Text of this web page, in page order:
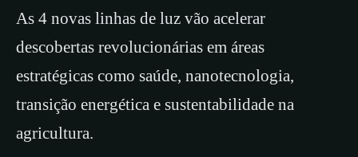
As 4 novas linhas de luz vão acelerar
descobertas revolucionárias em áreas
estratégicas como saúde, nanotecnologia,
transição energética e sustentabilidade na
agricultura.